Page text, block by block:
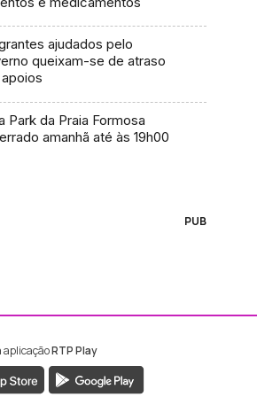
ajudados pelo
queixam-se de atraso
da Praia Formosa
amanhã até às 19h00
PUB
Madeira
aplicaçãoRTP Play